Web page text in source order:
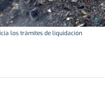
los trámites de liquidación